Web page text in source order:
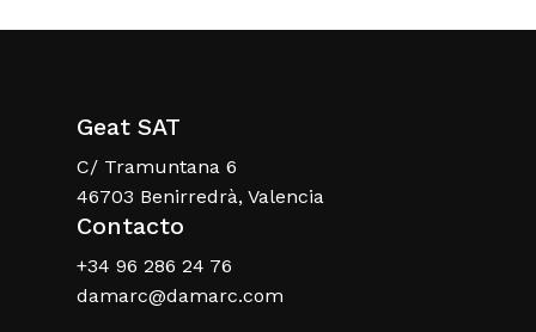
Geat SAT
C/ Tramuntana 6
46703 Benirredrà, Valencia
Contacto
+34 96 286 24 76
damarc@damarc.com